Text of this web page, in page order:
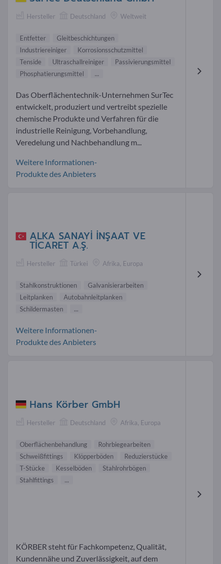
Hersteller Deutschland Weltweit
Entfetter
Gleitbeschichtungen
Industriereiniger
Korrosionsschutzmittel
Tenside
Ultraschallreiniger
Passivierungsmittel
Phosphatierungsmittel
...
Das Oberflächentechnik-Unternehmen SurTec
entwickelt, produziert und vertreibt spezielle
chemische Produkte und Verfahren für die
industrielle Reinigung, Vorbehandlung,
Veredelung und Nachbehandlung m...
Weitere Informationen-
Produkte des Anbieters
ALKA SANAYİ İNŞAAT VE
TİCARET A.Ş.
Hersteller Türkei Afrika, Europa
Stahlkonstruktionen
Galvanisierarbeiten
Leitplanken
Autobahnleitplanken
Schildermasten
...
Weitere Informationen-
Produkte des Anbieters
Hans Körber GmbH
Hersteller Deutschland Afrika, Europa
Oberflächenbehandlung
Rohrbiegearbeiten
Schweißfittings
Klöpperböden
Reduzierstücke
T-Stücke
Kesselböden
Stahlrohrbögen
Stahlfittings
...
KÖRBER steht für Fachkompetenz, Qualität,
Kundennähe und Zuverlässigkeit, auf dem